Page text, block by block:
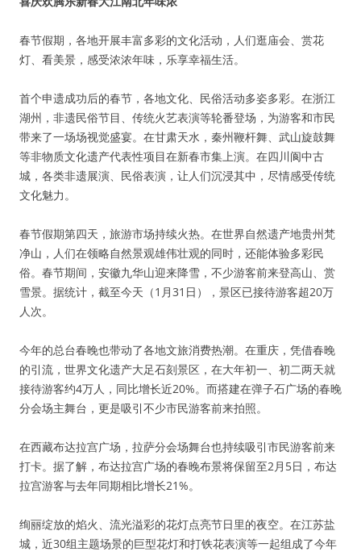
春节假期，各地开展丰富多彩的文化活动，人们逛庙会、赏花
灯、看美景，感受浓浓年味，乐享幸福生活。
首个申遗成功后的春节，各地文化、民俗活动多姿多彩。在浙江
湖州，非遗民俗节目、传统火艺表演等轮番登场，为游客和市民
带来了一场场视觉盛宴。在甘肃天水，秦州鞭杆舞、武山旋鼓舞
等非物质文化遗产代表性项目在新春市集上演。在四川阆中古
城，各类非遗展演、民俗表演，让人们沉浸其中，尽情感受传统
文化魅力。
春节假期第四天，旅游市场持续火热。在世界自然遗产地贵州梵
净山，人们在领略自然景观雄伟壮观的同时，还能体验多彩民
俗。春节期间，安徽九华山迎来降雪，不少游客前来登高山、赏
雪景。据统计，截至今天（1月31日），景区已接待游客超20万
人次。
今年的总台春晚也带动了各地文旅消费热潮。在重庆，凭借春晚
的引流，世界文化遗产大足石刻景区，在大年初一、初二两天就
接待游客约4万人，同比增长近20%。而搭建在弹子石广场的春晚
分会场主舞台，更是吸引不少市民游客前来拍照。
在西藏布达拉宫广场，拉萨分会场舞台也持续吸引市民游客前来
打卡。据了解，布达拉宫广场的春晚布景将保留至2月5日，布达
拉宫游客与去年同期相比增长21%。
绚丽绽放的焰火、流光溢彩的花灯点亮节日里的夜空。在江苏盐
城，近30组主题场景的巨型花灯和打铁花表演等一起组成了今年